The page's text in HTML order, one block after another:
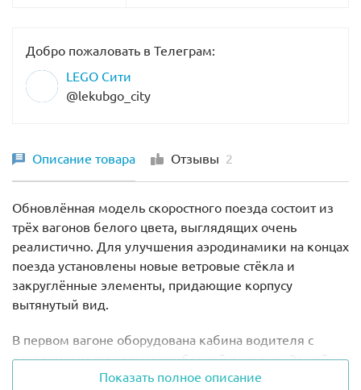
Добро пожаловать в Телеграм:
LEGO Сити
@lekubgo_city
Описание товара Отзывы 2
Обновлённая модель скоростного поезда состоит из
трёх вагонов белого цвета, выглядящих очень
реалистично. Для улучшения аэродинамики на концах
поезда установлены новые ветровые стёкла и
закруглённые элементы, придающие корпусу
вытянутый вид.
В первом вагоне оборудована кабина водителя с
панорамным стеклом и приборной панелью. За ней
есть место для подключения активных элементов
Показать полное описание